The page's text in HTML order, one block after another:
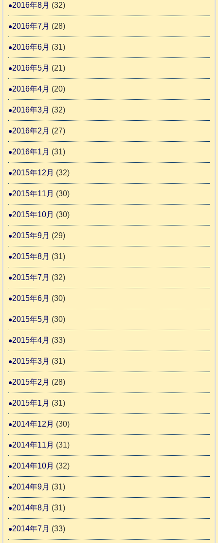
2016年8月 (32)
2016年7月 (28)
2016年6月 (31)
2016年5月 (21)
2016年4月 (20)
2016年3月 (32)
2016年2月 (27)
2016年1月 (31)
2015年12月 (32)
2015年11月 (30)
2015年10月 (30)
2015年9月 (29)
2015年8月 (31)
2015年7月 (32)
2015年6月 (30)
2015年5月 (30)
2015年4月 (33)
2015年3月 (31)
2015年2月 (28)
2015年1月 (31)
2014年12月 (30)
2014年11月 (31)
2014年10月 (32)
2014年9月 (31)
2014年8月 (31)
2014年7月 (33)